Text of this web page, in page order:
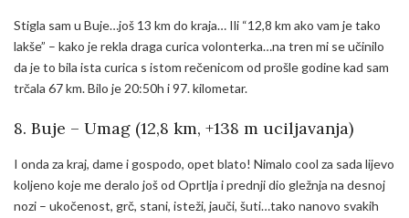
Stigla sam u Buje…još 13 km do kraja… Ili “12,8 km ako vam je tako
lakše” – kako je rekla draga curica volonterka…na tren mi se učinilo
da je to bila ista curica s istom rečenicom od prošle godine kad sam
trčala 67 km. Bilo je 20:50h i 97. kilometar.
8. Buje – Umag (12,8 km, +138 m uciljavanja)
I onda za kraj, dame i gospodo, opet blato! Nimalo cool za sada lijevo
koljeno koje me deralo još od Oprtlja i prednji dio gležnja na desnoj
nozi – ukočenost, grč, stani, isteži, jauči, šuti…tako nanovo svakih